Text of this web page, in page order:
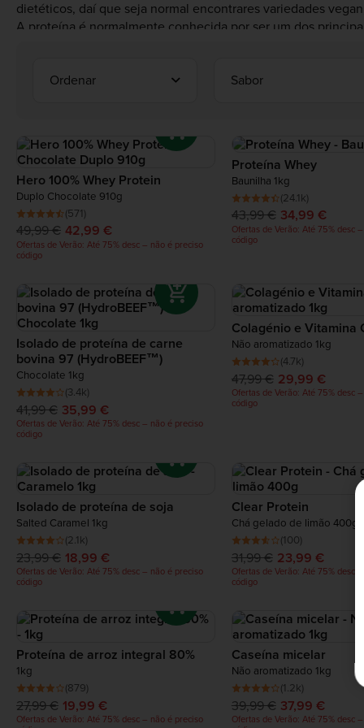
dietéticos, daí que seja normal encontrares variedades
A proteína é normalmente conhecida por ser um dos
Ordenar Sabor
Hero 100% Whey Protein
Duplo Chocolate 910g
(571)
49,99 € 42,99 €
Ofertas de Verão: Até 75% desc – não é preciso
código
Proteína Whey
Baunilha 1kg
(24.1k)
43,99 € 34,99 €
Ofertas de Verão: Até 75% desc
código
Isolado de proteína de carne
bovina 97 (HydroBEEF™)
Chocolate 1kg
(3.4k)
41,99 € 35,99 €
Ofertas de Verão: Até 75% desc – não é preciso
código
Colagénio e Vitamina
Não aromatizado 1kg
(4.7k)
47,99 € 29,99 €
Ofertas de Verão: Até 75% desc
código
Isolado de proteína de soja
Salted Caramel 1kg
(2.1k)
23,99 € 18,99 €
Ofertas de Verão: Até 75% desc – não é preciso
código
Clear Protein
Chá gelado de limão 400g
(100)
31,99 € 23,99 €
Ofertas de Verão: Até 75% desc –
código
Proteína de arroz integral 80%
1kg
(879)
27,99 € 19,99 €
Ofertas de Verão: Até 75% desc – não é preciso
Caseína micelar
Não aromatizado 1kg
(1.2k)
39,99 € 37,99 €
Ofertas de Verão: Até 75% desc